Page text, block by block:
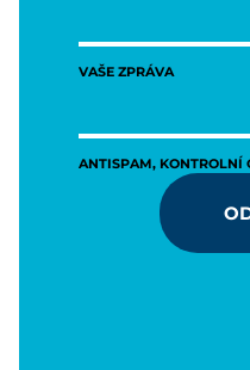
VAŠE ZPRÁVA
ANTISPAM, KONTROLNÍ